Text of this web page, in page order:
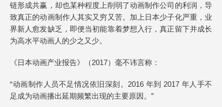
链形成共赢，却也某种程度上削弱了动画制作公司的利润，导
致真正的动画制作人其实又穷又苦。加上日本少子化严重，业
界新人愈发缺乏，即便当初能靠着梦想入行，真正留下并成长
为高水平动画人的少之又少。
《日本动画产业报告》（2017）毫不讳言称：
“动画制作人员不足情况依旧深刻。2016 年到 2017 年人手不
足成为动画播出延期频繁出现的主要原因。”